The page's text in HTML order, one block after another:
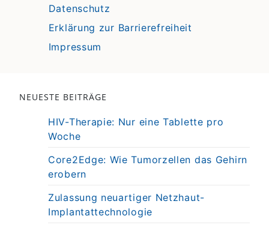
Datenschutz
Erklärung zur Barrierefreiheit
Impressum
NEUESTE BEITRÄGE
HIV-Therapie: Nur eine Tablette pro
Woche
Core2Edge: Wie Tumorzellen das Gehirn
erobern
Zulassung neuartiger Netzhaut-
Implantattechnologie